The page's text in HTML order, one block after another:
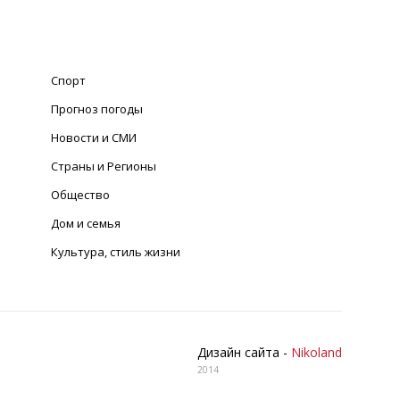
Спорт
Прогноз погоды
Новости и СМИ
Страны и Регионы
Общество
Дом и семья
Культура, стиль жизни
Дизайн сайта - Nikoland
2014